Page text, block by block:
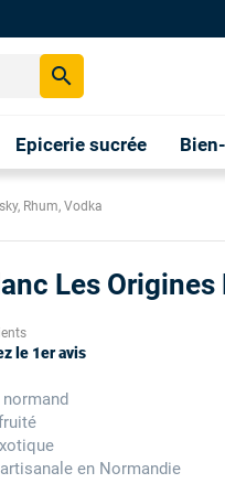
search
Epicerie sucrée
Rhum, Vodka
Les
le 1er avis
en Normandie